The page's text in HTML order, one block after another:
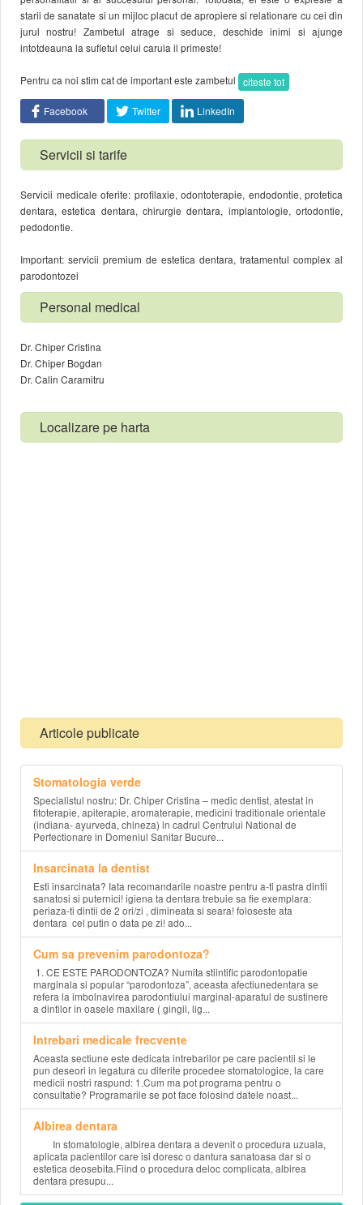
starii de sanatate si un mijloc placut de apropiere si relationare cu cei din
jurul nostru! Zambetul atrage si seduce, deschide inimi si ajunge
intotdeauna la sufletul celui caruia il primeste!
Pentru ca noi stim cat de important este zambetul citeste tot
Facebook Twitter LinkedIn
Servicii si tarife
Servicii medicale oferite: profilaxie, odontoterapie, endodontie, protetica
dentara, estetica dentara, chirurgie dentara, implantologie, ortodontie,
pedodontie.
Important: servicii premium de estetica dentara, tratamentul complex al
parodontozei
Personal medical
Dr. Chiper Cristina
Dr. Chiper Bogdan
Dr. Calin Caramitru
Localizare pe harta
Articole publicate
Stomatologia verde
Specialistul nostru: Dr. Chiper Cristina – medic dentist, atestat in
fitoterapie, apiterapie, aromaterapie, medicini traditionale orientale
(indiana- ayurveda, chineza) in cadrul Centrului National de
Perfectionare in Domeniul Sanitar Bucure...
Insarcinata la dentist
Esti insarcinata? Iata recomandarile noastre pentru a-ti pastra dintii
sanatosi si puternici! igiena ta dentara trebuie sa fie exemplara:
periaza-ti dintii de 2 ori/zi , dimineata si seara! foloseste ata
dentara cel putin o data pe zi! ado...
Cum sa prevenim parodontoza?
1. CE ESTE PARODONTOZA? Numita stiintific parodontopatie
marginala si popular “parodontoza”, aceasta afectiunedentara se
refera la imbolnavirea parodontiului marginal-aparatul de sustinere
a dintilor in oasele maxilare ( gingii, lig...
Intrebari medicale frecvente
Aceasta sectiune este dedicata intrebarilor pe care pacientii si le
pun deseori in legatura cu diferite procedee stomatologice, la care
medicii nostri raspund: 1.Cum ma pot programa pentru o
consultatie? Programarile se pot face folosind datele noast...
Albirea dentara
In stomatologie, albirea dentara a devenit o procedura uzuala,
aplicata pacientilor care isi doresc o dantura sanatoasa dar si o
estetica deosebita.Fiind o procedura deloc complicata, albirea
dentara presupu...